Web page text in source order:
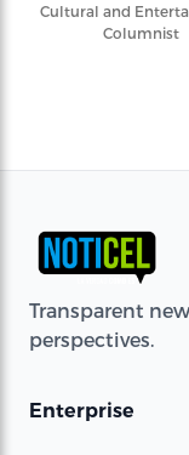
Cultural and
Columnist
Transparent
perspectives.
Enterprise